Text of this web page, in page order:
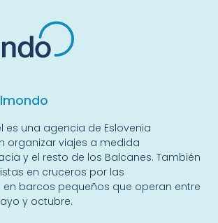
es una agencia de Eslovenia
organizar viajes a medida
y el resto de los Balcanes. También
en cruceros por las
en barcos pequeños que operan entre
y octubre.